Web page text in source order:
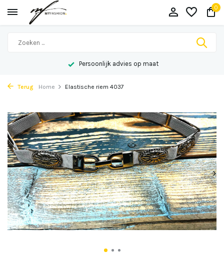
0
Persoonlijk advies op maat
Terug Home Elastische riem 4037